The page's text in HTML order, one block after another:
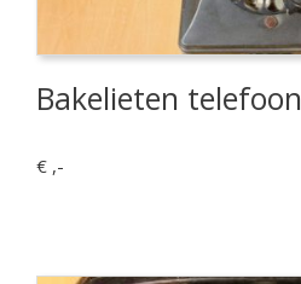
Bakelieten telefoon
€ ,-